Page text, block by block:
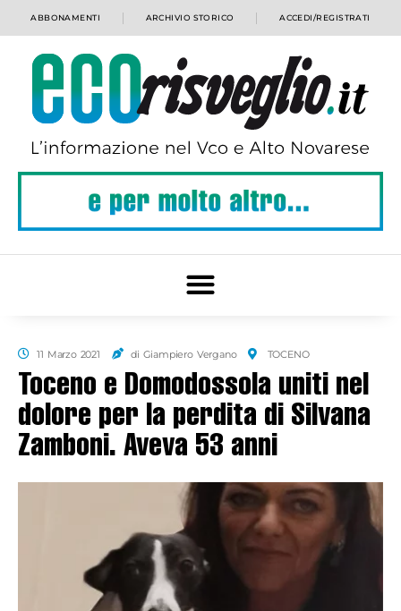
ABBONAMENTI ARCHIVIO STORICO ACCEDI/REGISTRATI
11 Marzo 2021 di Giampiero Vergano TOCENO
Toceno e Domodossola uniti nel
dolore per la perdita di Silvana
Zamboni. Aveva 53 anni